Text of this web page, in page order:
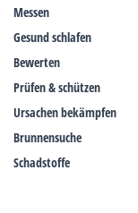
Messen
Gesund schlafen
Bewerten
Prüfen & schützen
Ursachen bekämpfen
Brunnensuche
Schadstoffe